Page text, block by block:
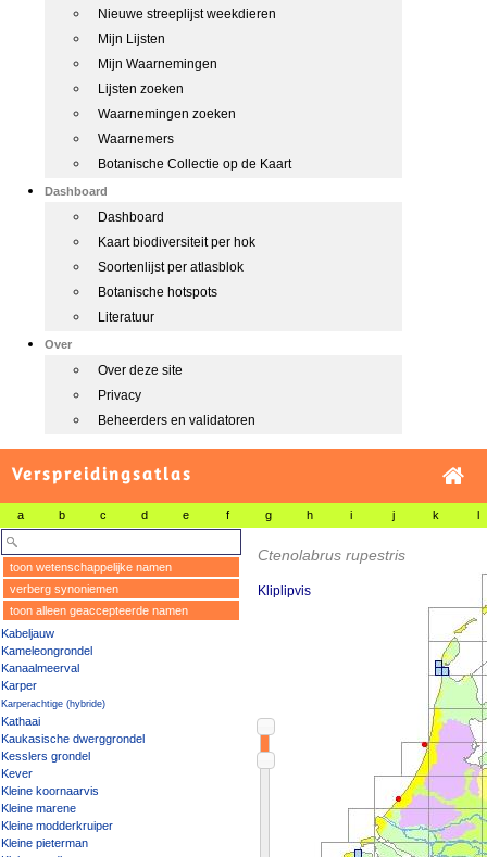
Nieuwe streeplijst weekdieren
Mijn Lijsten
Mijn Waarnemingen
Lijsten zoeken
Waarnemingen zoeken
Waarnemers
Botanische Collectie op de Kaart
Dashboard
Dashboard
Kaart biodiversiteit per hok
Soortenlijst per atlasblok
Botanische hotspots
Literatuur
Over
Over deze site
Privacy
Beheerders en validatoren
Verspreidingsatlas
a b c d e f g h i j k l
toon wetenschappelijke namen
verberg synoniemen
toon alleen geaccepteerde namen
Kabeljauw
Kameleongrondel
Kanaalmeerval
Karper
Karperachtige (hybride)
Kathaai
Kaukasische dwerggrondel
Kesslers grondel
Kever
Kleine koornaarvis
Kleine marene
Kleine modderkruiper
Kleine pieterman
Ctenolabrus rupestris
Kliplipvis